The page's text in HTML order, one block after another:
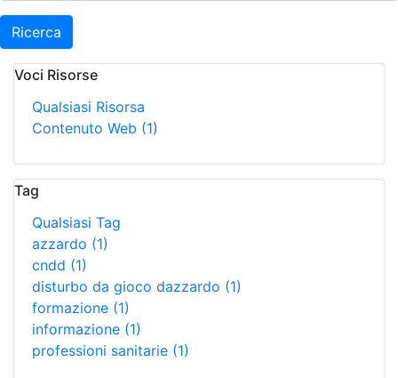
Ricerca
Voci Risorse
Qualsiasi Risorsa
Contenuto Web (1)
Tag
Qualsiasi Tag
azzardo (1)
cndd (1)
disturbo da gioco dazzardo (1)
formazione (1)
informazione (1)
professioni sanitarie (1)